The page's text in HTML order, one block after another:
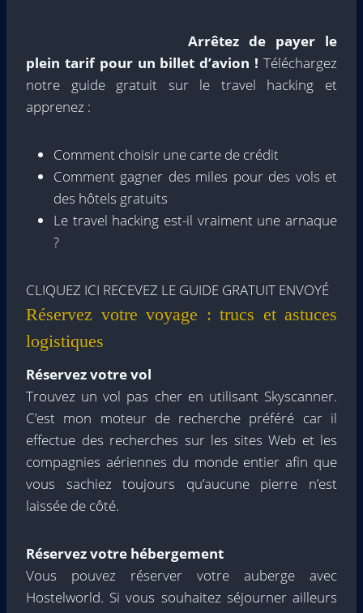
Arrêtez de payer le
plein tarif pour un billet d’avion ! Téléchargez
notre guide gratuit sur le travel hacking et
apprenez :
Comment choisir une carte de crédit
Comment gagner des miles pour des vols et
des hôtels gratuits
Le travel hacking est-il vraiment une arnaque
?
CLIQUEZ ICI RECEVEZ LE GUIDE GRATUIT ENVOYÉ
Réservez votre voyage : trucs et astuces
logistiques
Réservez votre vol
Trouvez un vol pas cher en utilisant Skyscanner.
C’est mon moteur de recherche préféré car il
effectue des recherches sur les sites Web et les
compagnies aériennes du monde entier afin que
vous sachiez toujours qu’aucune pierre n’est
laissée de côté.
Réservez votre hébergement
Vous pouvez réserver votre auberge avec
Hostelworld. Si vous souhaitez séjourner ailleurs